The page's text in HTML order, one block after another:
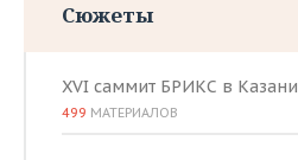
Сюжеты
XVI саммит БРИКС в Казани
499 МАТЕРИАЛОВ